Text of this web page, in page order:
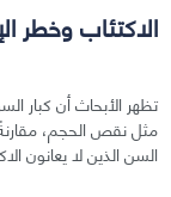
الاكتئاب وخطر
تظهر الأبحاث أن كبار
مثل نقص الحجم، مقارنةً
السن الذين لا يعانون